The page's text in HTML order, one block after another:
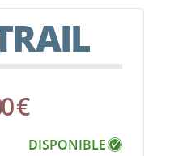
€
DISPONIBLE